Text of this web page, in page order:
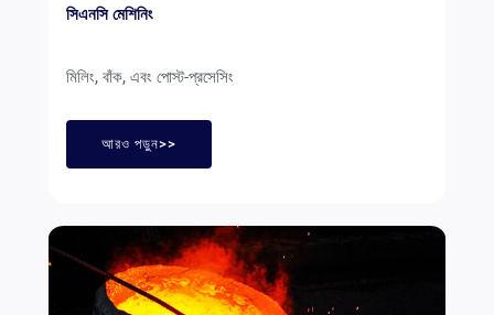
সিএনসি মেশিনিং
মিলিং, বাঁক, এবং পোস্ট-প্রসেসিং
আরও পড়ুন>>